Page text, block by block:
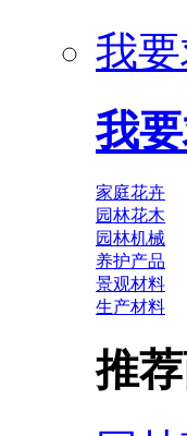
我
我
家庭花卉
园林花木
园林机械
养护产品
景观材料
生产材料
推